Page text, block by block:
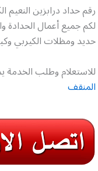
رقم حداد درابزين
لكم جميع أعمال
حديد ومظلات الكيربي
للاستعلام وطلب الخدمة
المنقف